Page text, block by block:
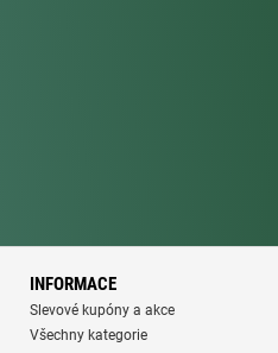
INFORMACE
Slevové kupóny a akce
Všechny kategorie